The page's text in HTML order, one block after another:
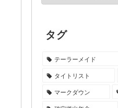
タグ
テーラーメイド
タイトリスト
マークダウン